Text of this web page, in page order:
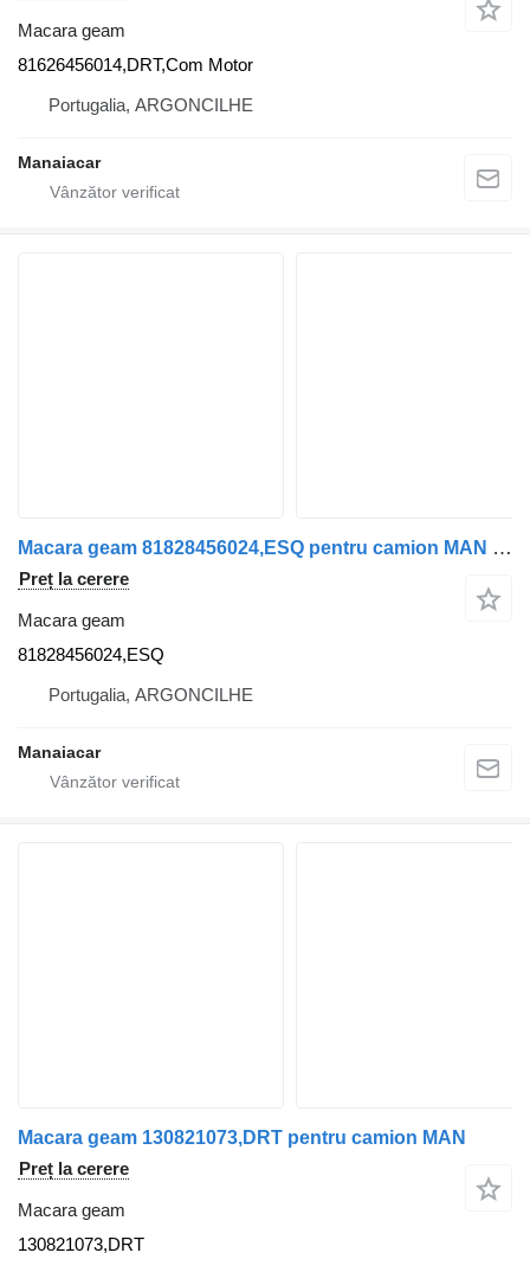
Macara geam
81626456014,DRT,Com Motor
Portugalia, ARGONCILHE
Manaiacar
Macara geam 81828456024,ESQ pentru camion MAN TGA
Preț la cerere
Macara geam
81828456024,ESQ
Portugalia, ARGONCILHE
Manaiacar
Macara geam 130821073,DRT pentru camion MAN
Preț la cerere
Macara geam
130821073,DRT